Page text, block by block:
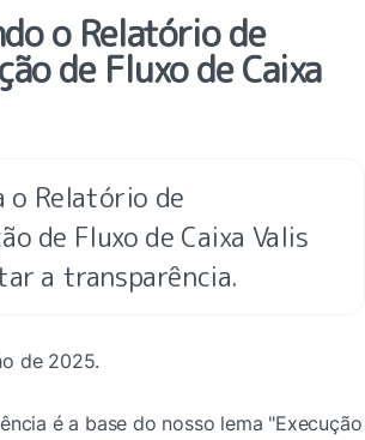
o Relatório de
de Fluxo de Caixa
o Relatório de
de Fluxo de Caixa Valis
a transparência.
de 2025.
é a base do nosso lema "Execução